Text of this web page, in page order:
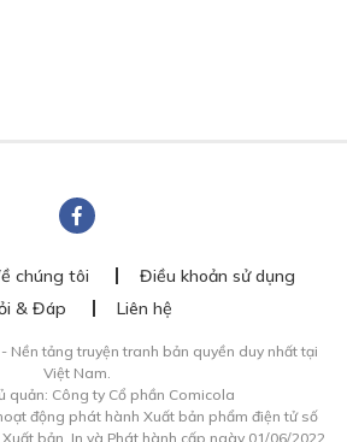
chúng tôi
Điều khoản sử dụng
& Đáp
Liên hệ
Nền tảng truyện tranh bản quyền duy nhất tại
Việt Nam.
quản: Công ty Cổ phần Comicola
động phát hành Xuất bản phẩm điện tử số
bản, In và Phát hành cấp ngày 01/06/2022